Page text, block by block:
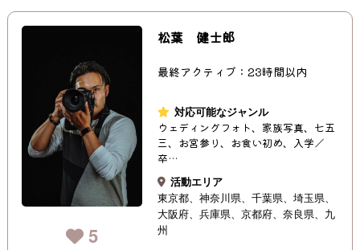
5
松葉 健士郎
最終アクティブ：23時間以内
対応可能なジャンル
ウェディングフォト、家族写真、七五
三、お宮参り、お食い初め、入学／
卒…
活動エリア
東京都
神奈川県 千葉県
埼玉県
大阪府
兵庫県 京都府 奈良県
九
州